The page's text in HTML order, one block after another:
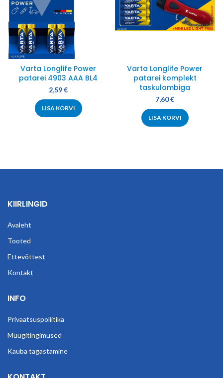
Varta Longlife Power
patarei 4903 AAA BL4
2,59€
LISA KORVI
Varta Longlife Power
patarei komplekt
taskulambiga
7,60€
LISA KORVI
KIIRLINGID
Avaleht
Tooted
Ettevõttest
Kontakt
INFO
Privaatsuspoliitika
Müügitingimused
Kauba tagastamine